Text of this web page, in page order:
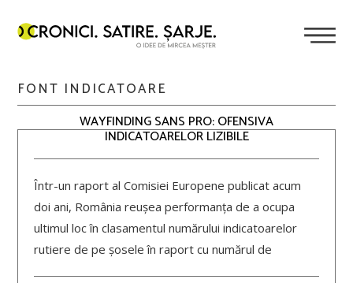
FONT INDICATOARE
WAYFINDING SANS PRO: OFENSIVA
INDICATOARELOR LIZIBILE
Într-un raport al Comisiei Europene publicat acum
doi ani, România reușea performanța de a ocupa
ultimul loc în clasamentul numărului indicatoarelor
rutiere de pe șosele în raport cu numărul de